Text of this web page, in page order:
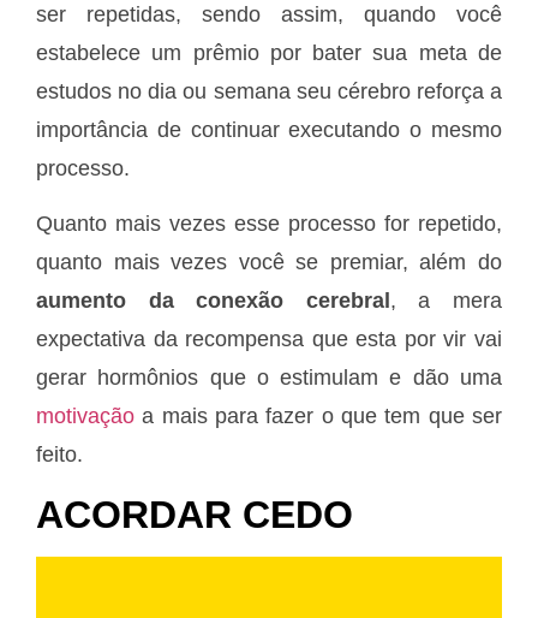
ser repetidas, sendo assim, quando você
estabelece um prêmio por bater sua meta de
estudos no dia ou semana seu cérebro reforça a
importância de continuar executando o mesmo
processo.
Quanto mais vezes esse processo for repetido,
quanto mais vezes você se premiar, além do
aumento da conexão cerebral , a mera
expectativa da recompensa que esta por vir vai
gerar hormônios que o estimulam e dão uma
motivação a mais para fazer o que tem que ser
feito.
ACORDAR CEDO